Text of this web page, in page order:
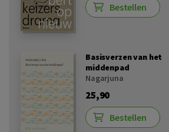
Bestellen
Basisverzen van het
middenpad
Nagarjuna
25,90
Bestellen